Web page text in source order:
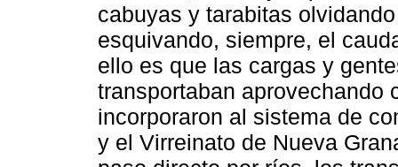
cabuyas y tarabitas
esquivando, siempre, el
ello es que las cargas y
transportaban aprovechando
incorporaron al sistema de
y el Virreinato de Nueva